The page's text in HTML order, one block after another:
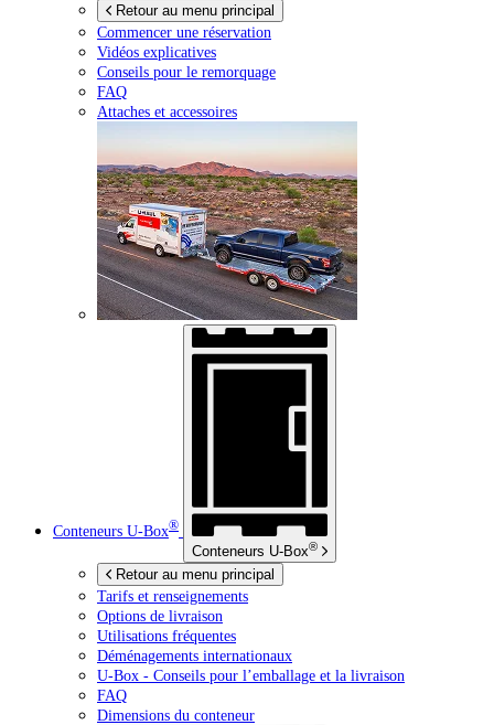
Retour au menu principal
Commencer une réservation
Vidéos explicatives
Conseils pour le remorquage
FAQ
Attaches et accessoires
Conteneurs U-Box®
Conteneurs U-Box®
Retour au menu principal
Tarifs et renseignements
Options de livraison
Utilisations fréquentes
Déménagements internationaux
U-Box - Conseils pour l’emballage et la livraison
FAQ
Dimensions du conteneur